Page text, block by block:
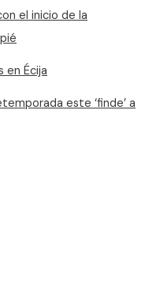
el inicio de la
en Écija
este ‘finde’ a